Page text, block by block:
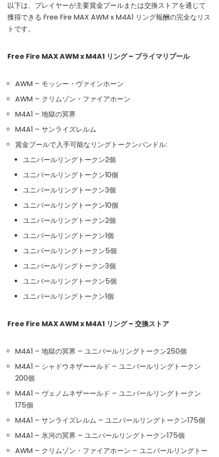
▲COLLAPSE
Limited-time game codes
Steam Games Giveaways
Zero Ads • Zero Spam
Instant Telegram Delivery
Members-Only Content
Global Community
以下は、プレイヤーが主要賞金プールまたは交換ストアを通じて
獲得できる Free Fire MAX AWM x M4A1 リング報酬の完全なリス
トです。
Free Fire MAX AWM x M4A1 リング – プライマリプール
AWM – モッシー・ヴァインホーン
AWM – クリムゾン・ファイアホーン
M4A1 – 地獄の冥界
M4A1 – サンライズレルム
賞金プールで入手可能なリングトークンバンドル:
ユニバールリングトークン2個
ユニバールリングトークン10個
ユニバールリングトークン3個
ユニバールリングトークン10個
ユニバールリングトークン2個
ユニバールリングトークン1個
ユニバールリングトークン5個
ユニバールリングトークン3個
ユニバールリングトークン5個
ユニバールリングトークン1個
Free Fire MAX AWM x M4A1 リング – 交換ストア
M4A1 – 地獄の冥界 – ユニバールリングトークン250個
M4A1 – シャドウネザーールド – ユニバールリングトークン
200個
M4A1 – ヴェノムネザーールド – ユニバールリングトークン
175個
M4A1 – サンライズレルム – ユニバールリングトークン175個
M4A1 – 氷河の冥界 – ユニバールリングトークン175個
AWM – クリムゾン・ファイアホーン – ユニバールリングトー